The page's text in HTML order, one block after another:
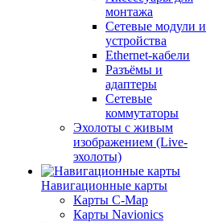
монтажа
Сетевые модули и
устройства
Ethernet-кабели
Разъёмы и
адаптеры
Сетевые
коммутаторы
Эхолоты с живым
изображением (Live-
эхолоты)
Навигационные карты
Карты C-Map
Карты Navionics